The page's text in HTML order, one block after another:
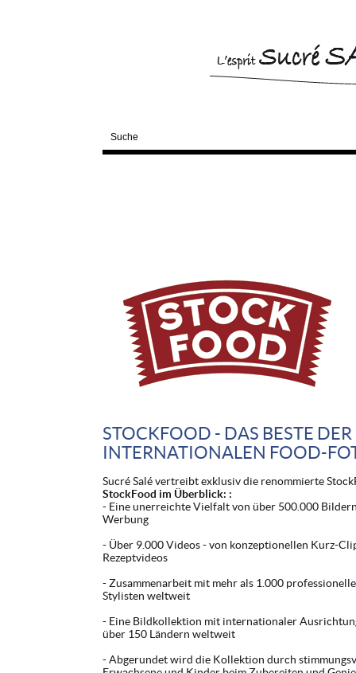
STOCKFOOD - DAS BESTE DER
INTERNATIONALEN FOOD-
Sucré Salé vertreibt exklusiv die renommierte
StockFood im Überblick: :
- Eine unerreichte Vielfalt von über 500.000
Werbung
- Über 9.000 Videos - von konzeptionellen Kurz-
Rezeptvideos
- Zusammenarbeit mit mehr als 1.000
Stylisten weltweit
- Eine Bildkollektion mit internationaler
über 150 Ländern weltweit
- Abgerundet wird die Kollektion durch